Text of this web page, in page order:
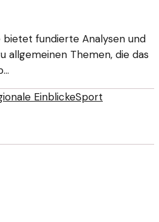
fundierte Analysen und
allgemeinen Themen, die das
EinblickeSport